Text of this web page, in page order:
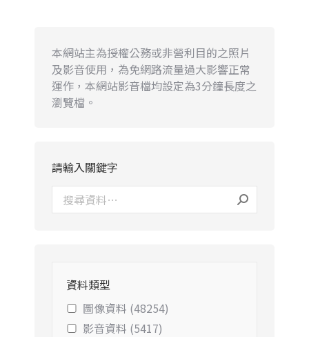
本網站主為授權公務或非營利目的之照片
及影音使用，為免網路流量過大影響正常
運作，本網站影音檔均設定為3分鐘長度之
瀏覽檔。
請輸入關鍵字
資料類型
圖像資料 (48254)
影音資料 (5417)